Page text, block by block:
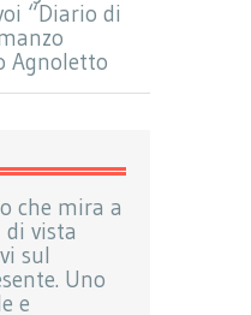
“Diario di
Agnoletto
che mira a
vista
sul
Uno
e